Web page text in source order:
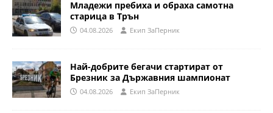
Младежи пребиха и обраха самотна
старица в Трън
04.08.2026 Eкип ЗаПерник
Най-добрите бегачи стартират от
Брезник за Държавния шампионат
04.08.2026 Eкип ЗаПерник